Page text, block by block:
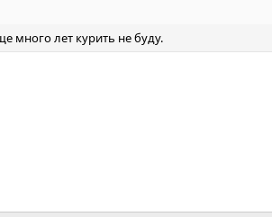
много лет курить не буду.